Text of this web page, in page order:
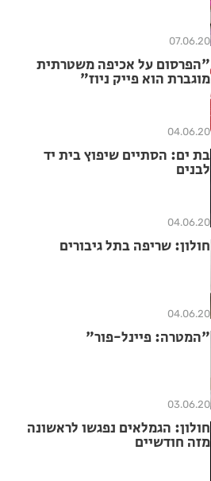
07.06.20
"הפרסום על אכיפה משטרתית
מוגברת הוא פייק ניוז"
04.06.20
בת ים: הסתיים שיפוץ בית יד
לבנים
04.06.20
חולון: שריפה בתל גיבורים
04.06.20
"המטרה: פיינל-פור"
03.06.20
חולון: הגמלאים נפגשו לראשונה
מזה חודשיים